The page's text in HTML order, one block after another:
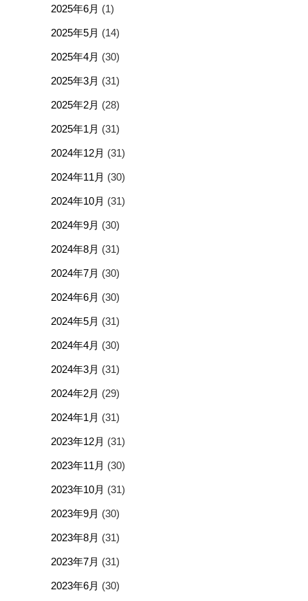
2025年6月 (1)
2025年5月 (14)
2025年4月 (30)
2025年3月 (31)
2025年2月 (28)
2025年1月 (31)
2024年12月 (31)
2024年11月 (30)
2024年10月 (31)
2024年9月 (30)
2024年8月 (31)
2024年7月 (30)
2024年6月 (30)
2024年5月 (31)
2024年4月 (30)
2024年3月 (31)
2024年2月 (29)
2024年1月 (31)
2023年12月 (31)
2023年11月 (30)
2023年10月 (31)
2023年9月 (30)
2023年8月 (31)
2023年7月 (31)
2023年6月 (30)